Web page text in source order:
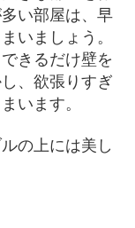
い部屋は、早
いましょう。
きるだけ壁を
、欲張りすぎ
います。
の上には美し